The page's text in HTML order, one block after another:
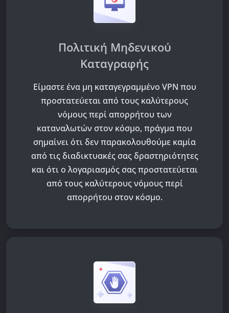
Πολιτική Μηδενικού
Καταγραφής
Είμαστε ένα μη καταγεγραμμένο VPN που
προστατεύεται από τους καλύτερους
νόμους περί απορρήτου των
καταναλωτών στον κόσμο, πράγμα που
σημαίνει ότι δεν παρακολουθούμε καμία
από τις διαδικτυακές σας δραστηριότητες
και ότι ο λογαριασμός σας προστατεύεται
από τους καλύτερους νόμους περί
απορρήτου στον κόσμο.